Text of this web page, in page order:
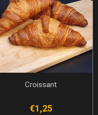
Croissant
€1,25